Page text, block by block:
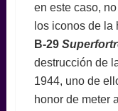
en este caso,
los iconos de la
B-29
destrucción de
1944, uno de
honor de meter